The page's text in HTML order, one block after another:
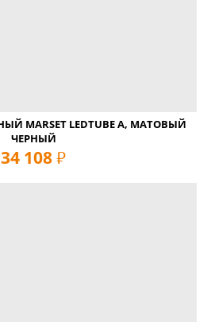
MARSET LEDTUBE A, МАТОВЫЙ
ЧЕРНЫЙ
34 108 руб